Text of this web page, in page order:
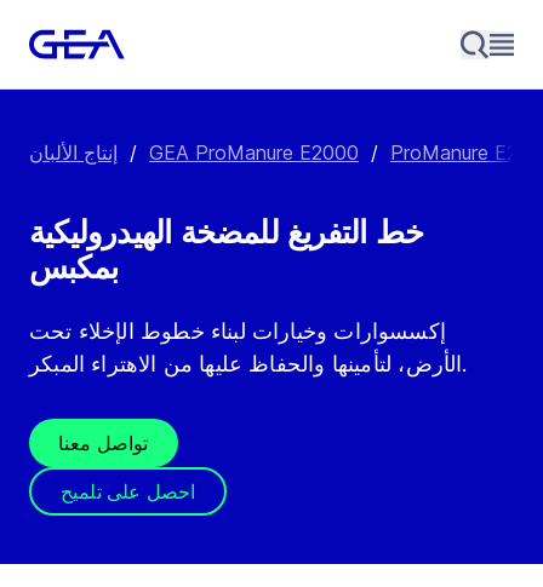
إنتاج الألبان / GEA ProManure E2000 /
خط التفريغ للمضخة الهيدروليكية
بمكبس
إكسسوارات وخيارات لبناء خطوط الإخلاء تحت
الأرض، لتأمينها والحفاظ عليها من الاهتراء المبكر.
تواصل معنا
احصل على تلميح